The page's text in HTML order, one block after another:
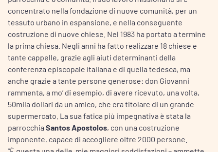
concentrato nella fondazione di nuove comunità, per un
tessuto urbano in espansione, e nella conseguente
costruzione di nuove chiese. Nel 1983 ha portato a termine
la prima chiesa. Negli anni ha fatto realizzare 18 chiese e
tante cappelle, grazie agli aiuti determinanti della
conferenza episcopale italiana e di quella tedesca, ma
anche grazie a tante persone generose: don Giovanni
rammenta, a mo’ di esempio, di avere ricevuto, una volta,
50mila dollari da un amico, che era titolare di un grande
supermercato. La sua fatica più impegnativa è stata la
parrocchia Santos Apostolos, con una costruzione
imponente, capace di accogliere oltre 2000 persone.